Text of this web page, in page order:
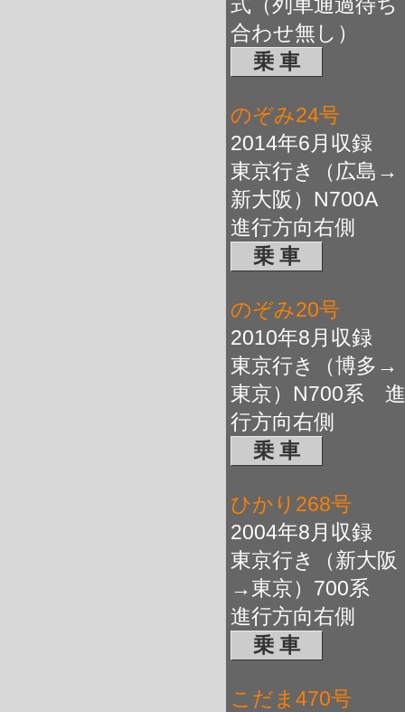
合わせ無し）
乗 車
のぞみ24号
2014年6月収録
東京行き（広島→
新大阪）N700A
進行方向右側
乗 車
のぞみ20号
2010年8月収録
東京行き（博多→
東京）N700系 進
行方向右側
乗 車
ひかり268号
2004年8月収録
東京行き（新大阪
→東京）700系
進行方向右側
乗 車
こだま470号